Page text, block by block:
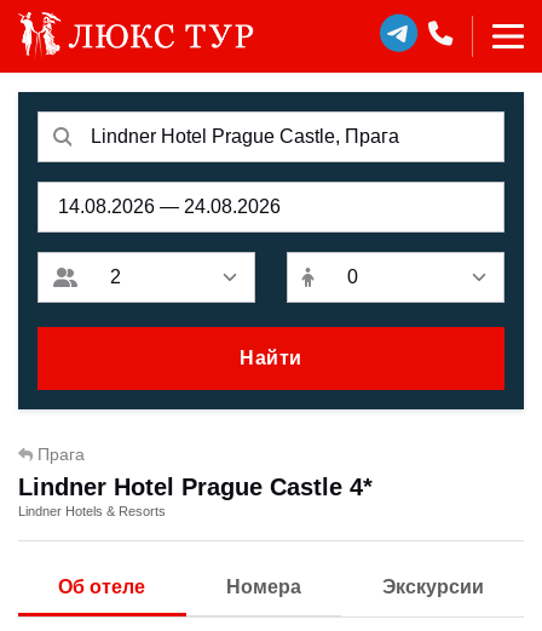
Найти
Прага
Lindner Hotel Prague Castle 4*
Lindner Hotels & Resorts
Об отеле Номера Экскурсии